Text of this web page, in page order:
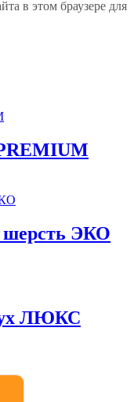
в этом браузере для
шерсть ЭКО
ЛЮКС